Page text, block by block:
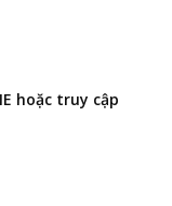
hoặc truy cập